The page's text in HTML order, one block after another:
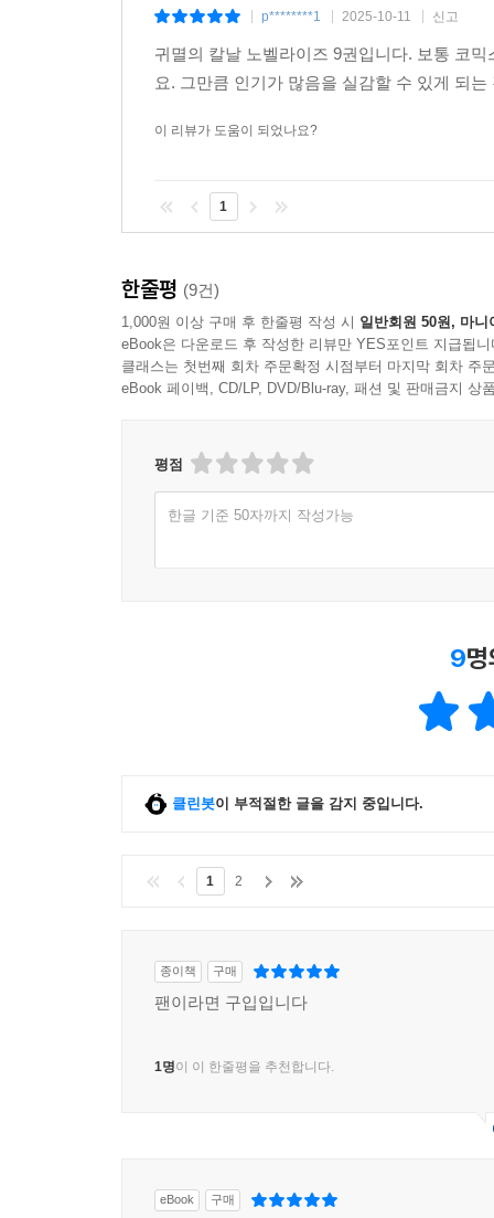
p********1 2025-10-11 신고
귀멸의 칼날 노벨라이즈 9권입니다. 보통 코
요. 그만큼 인기가 많음을 실감할 수 있게 되
이 리뷰가 도움이 되었나요?
1
한줄평 (9건)
1,000원 이상 구매 후 한줄평 작성 시 일반회원 50원, 마니
eBook은 다운로드 후 작성한 리뷰만 YES포인트 지급됩니
클래스는 첫번째 회차 주문확정 시점부터 마지막 회차 주
eBook 페이백, CD/LP, DVD/Blu-ray, 패션 및 판매금지 상
평점
한글 기준 50자까지 작성가능
9
클린봇이 부적절한 글을 감지 중입니다.
1 2
종이책 구매
팬이라면 구입입니다
1명이 이 한줄평을 추천합니다.
eBook 구매